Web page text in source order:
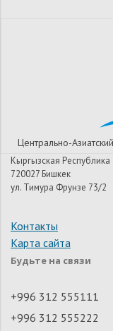
Центрально-
Кыргызская Республика
720027 Бишкек
ул. Тимура Фрунзе 73/2
Контакты
Карта сайта
Будьте на связи
+996 312 555111
+996 312 555222